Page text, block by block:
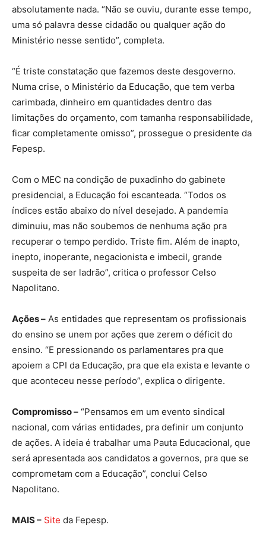
absolutamente nada. “Não se ouviu, durante esse tempo,
uma só palavra desse cidadão ou qualquer ação do
Ministério nesse sentido”, completa.
“É triste constatação que fazemos deste desgoverno.
Numa crise, o Ministério da Educação, que tem verba
carimbada, dinheiro em quantidades dentro das
limitações do orçamento, com tamanha responsabilidade,
ficar completamente omisso”, prossegue o presidente da
Fepesp.
Com o MEC na condição de puxadinho do gabinete
presidencial, a Educação foi escanteada. “Todos os
índices estão abaixo do nível desejado. A pandemia
diminuiu, mas não soubemos de nenhuma ação pra
recuperar o tempo perdido. Triste fim. Além de inapto,
inepto, inoperante, negacionista e imbecil, grande
suspeita de ser ladrão”, critica o professor Celso
Napolitano.
Ações – As entidades que representam os profissionais
do ensino se unem por ações que zerem o déficit do
ensino. “E pressionando os parlamentares pra que
apoiem a CPI da Educação, pra que ela exista e levante o
que aconteceu nesse período”, explica o dirigente.
Compromisso – “Pensamos em um evento sindical
nacional, com várias entidades, pra definir um conjunto
de ações. A ideia é trabalhar uma Pauta Educacional, que
será apresentada aos candidatos a governos, pra que se
comprometam com a Educação”, conclui Celso
Napolitano.
MAIS – Site da Fepesp.